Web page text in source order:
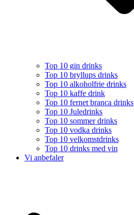
Top 10 gin drinks
Top 10 bryllups drinks
Top 10 alkoholfrie drinks
Top 10 kaffe drink
Top 10 fernet branca drinks
Top 10 Juledrinks
Top 10 sommer drinks
Top 10 vodka drinks
Top 10 velkomstdrinks
Top 10 drinks med vin
Vi anbefaler